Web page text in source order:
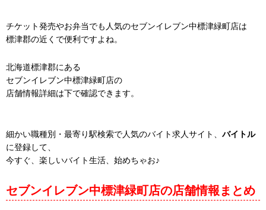
チケット発売やお弁当でも人気のセブンイレブン中標津緑町店は
標津郡の近くで便利ですよね。
北海道標津郡にある
セブンイレブン中標津緑町店の
店舗情報詳細は下で確認できます。
細かい職種別・最寄り駅検索で人気のバイト求人サイト、 バイトル
に登録して、
今すぐ、楽しいバイト生活、始めちゃお♪
セブンイレブン中標津緑町店の店舗情報まとめ